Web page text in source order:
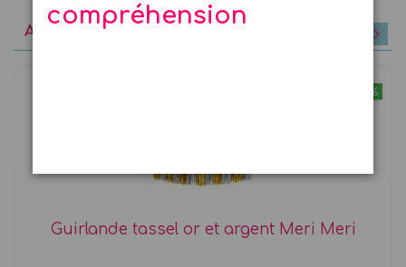
compréhension
A découvrir
-40%
Guirlande tassel or et argent Meri Meri